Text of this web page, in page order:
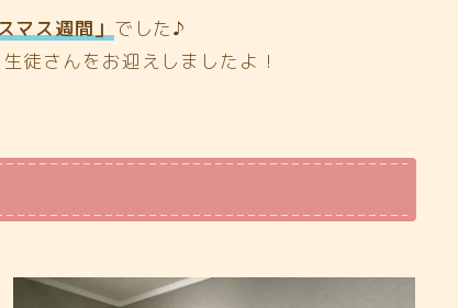
マス週間」 でした♪
徒さんをお迎えしましたよ！